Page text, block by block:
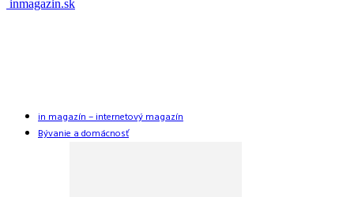
inmagazin.sk
in magazín – internetový magazín
Bývanie a domácnosť